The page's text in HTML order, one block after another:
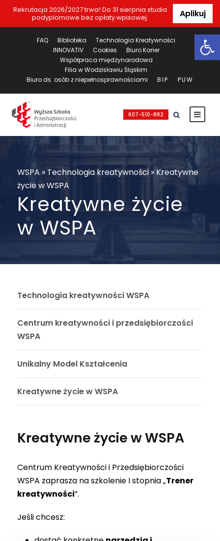
Rekrutacja 2026/2027 trwa! Do 31 sierpnia studia
podyplomowe bez opłaty wpisowej.
Aplikuj
FAQ Biblioteka
Technologia Kreatywności
INNOVATIV
Cookies
Biuro Karier
Współpraca międzynarodowa
Filia w Wodzisławiu Śląskim
Biuro ds. osób z niepełnosprawnościami
BIP PUW
607-510-882
WSPA » Technologia kreatywności » Kreatywne
życie w WSPA
Kreatywne życie
w WSPA
Technologia kreatywności WSPA
Centrum kreatywności i przedsiębiorczości
WSPA
Unikalny Model Kształcenia
Kreatywne życie w WSPA
Kreatywne życie w WSPA
Centrum Kreatywności i Przedsiębiorczości
WSPA zaprasza na szkolenie I stopnia „Trener
kreatywności”.
Jeśli chcesz: